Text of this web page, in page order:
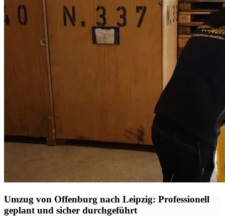
Umzug von Offenburg nach Leipzig: Professionell
geplant und sicher durchgeführt